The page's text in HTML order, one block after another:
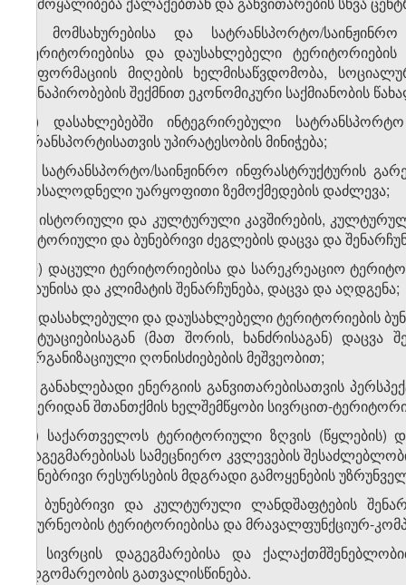
ზ) მომსახურებისა და სატრანსპორტო/
ტერიტორიებისა და დაუსახლებელი
ინფორმაციის მიღების ხელმისაწვდომობა,
წინაპირობების შექმნით ეკონომიკური საქმიანობის
თ) დასახლებებში ინტეგრირებული
ტრანსპორტისათვის უპირატესობის მინიჭება;
ი) სატრანსპორტო/საინჟინრო ინფრასტრუქტურის
მოსალოდნელი უარყოფითი ზემოქმედების დაძლევა;
კ) ისტორიული და კულტურული კავშირების,
ისტორიული და ბუნებრივი ძეგლების დაცვა და
ლ) დაცული ტერიტორიებისა და სარეკრეაციო
ფაუნისა და კლიმატის შენარჩუნება, დაცვა და აღდგენა;
მ) დასახლებული და დაუსახლებელი ტერიტორიების
სიტუაციებისაგან (მათ შორის, ხანძრისაგან) დაცვა
ორგანიზაციული ღონისძიებების მეშვეობით;
ნ) განახლებადი ენერგიის განვითარებისათვის
ჰაერიდან შთანთქმის ხელშემწყობი სივრცით-
ო) საქართველოს ტერიტორიული ზღვის (წყლების)
დაგეგმარებისას სამეცნიერო კვლევების
ბუნებრივი რესურსების მდგრადი გამოყენების
პ) ბუნებრივი და კულტურული ლანდშაფტების
მეურნეობის ტერიტორიებისა და მრავალფუნქციურ-
ჟ) სივრცის დაგეგმარებისა და
მდგომარეობის გათვალისწინება.